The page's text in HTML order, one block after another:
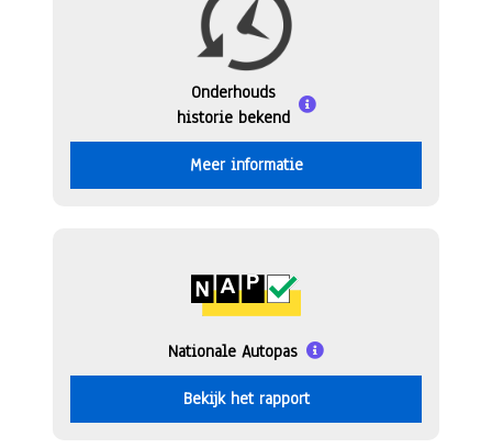
Onderhouds
historie bekend
Meer informatie
Nationale Autopas
Bekijk het rapport